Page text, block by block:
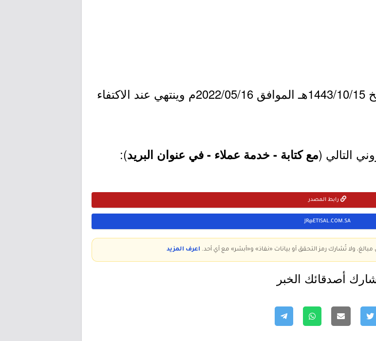
- التقديم مُتاح الآن بدأ اليوم الإثنين بتاريخ 1443/10/15هـ الموافق 2022/05/16م وينتهي عند الاكتفاء
التالي (مع كتابة - خدمة عملاء - في عنوان البريد):
رابط المصدر
JR@ETISAL.COM.SA
ولا تُشارك رمز التحقق أو بيانات «نفاذ» و«أبشر» مع أي أحد. اعرف المزيد
أصدقائك الخبر